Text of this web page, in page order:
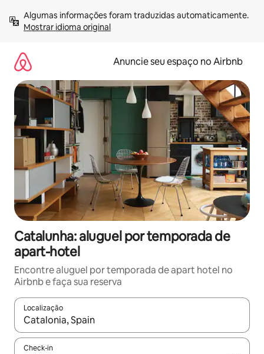
para
Mostrar idioma original
Anuncie seu espaço no Airbnb
Catalunha: aluguel por temporada de
apart-hotel
Encontre aluguel por temporada de apart hotel no
Airbnb e faça sua reserva
Localização
Quando os resultados estiverem disponíveis, explore-os
Check-in